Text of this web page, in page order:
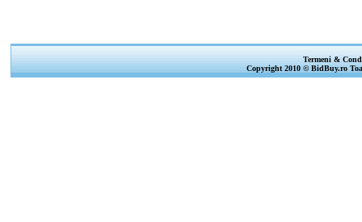
Termeni &
Copyright 2010 © BidBuy.ro